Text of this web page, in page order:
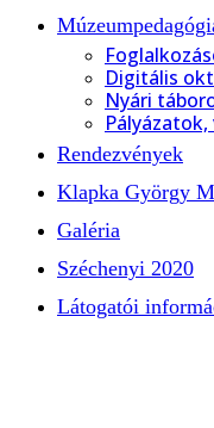
Digitális
Nyári
Rendezvények
Klapka György
Galéria
Széchenyi 2020
Látogatói